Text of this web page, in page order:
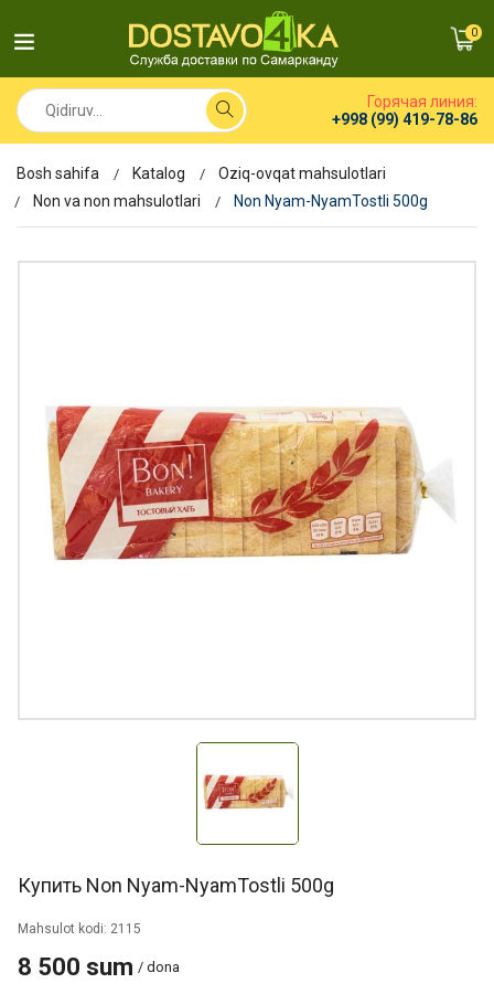
0
Горячая линия:
+998 (99) 419-78-86
Bosh sahifa Katalog
Oziq-ovqat mahsulotlari
Non va non mahsulotlari
Non Nyam-NyamTostli 500g
Купить Non Nyam-NyamTostli 500g
Mahsulot kodi: 2115
8 500 sum / dona